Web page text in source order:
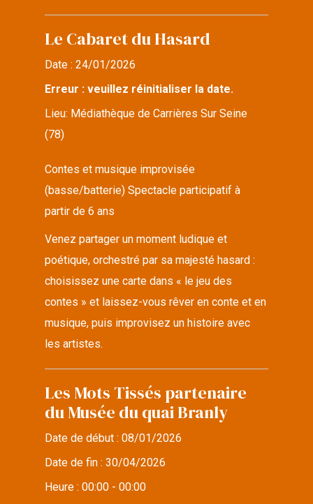
Le Cabaret du Hasard
Date :24/01/2026
Erreur : veuillez réinitialiser la date.
Lieu: Médiathèque de Carrières Sur Seine
(78)
Contes et musique improvisée
(basse/batterie) Spectacle participatif à
partir de 6 ans
Venez partager un moment ludique et
poétique, orchestré par sa majesté hasard :
choisissez une carte dans « le jeu des
contes » et laissez-vous rêver en conte et en
musique, puis improvisez un histoire avec
les artistes.
Les Mots Tissés partenaire
du Musée du quai Branly
Date de début :08/01/2026
Date de fin :30/04/2026
Heure :00:00 - 00:00